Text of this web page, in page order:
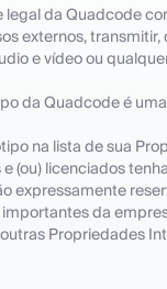
da Quadcode
externos,
e vídeo ou
da Quadcode é
na lista de sua
(ou) licenciados
expressamente
da
Propriedades